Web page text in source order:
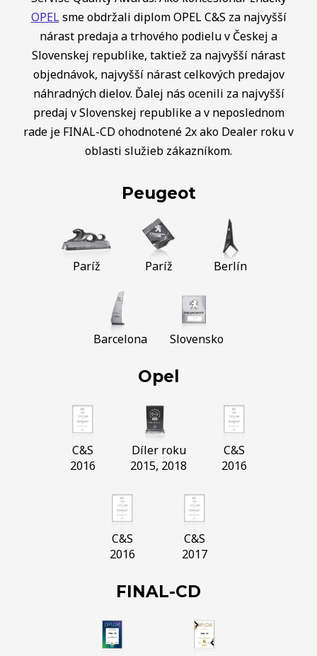
OPELsme obdržali diplom OPEL C&S za najvyšší
nárast predaja a trhového podielu v Českej a
Slovenskej republike, taktiež za najvyšší nárast
objednávok, najvyšší nárast celkových predajov
náhradných dielov. Ďalej nás ocenili za najvyšší
predaj v Slovenskej republike a v neposlednom
rade je FINAL-CD ohodnotené 2x ako Dealer roku v
oblasti služieb zákazníkom.
Peugeot
Paríž Paríž Berlín
Barcelona Slovensko
Opel
C&S
2016
Díler roku
2015, 2018
C&S
2016
C&S
2016
C&S
2017
FINAL-CD